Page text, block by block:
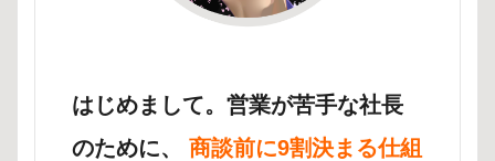
はじめまして。営業が苦手な社長
のために、 商談前に9割決まる仕組